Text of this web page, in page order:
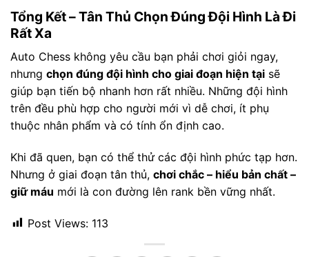
Tổng Kết – Tân Thủ Chọn Đúng Đội Hình Là Đi
Rất Xa
Auto Chess không yêu cầu bạn phải chơi giỏi ngay,
nhưng chọn đúng đội hình cho giai đoạn hiện tại sẽ
giúp bạn tiến bộ nhanh hơn rất nhiều. Những đội hình
trên đều phù hợp cho người mới vì dễ chơi, ít phụ
thuộc nhân phẩm và có tính ổn định cao.
Khi đã quen, bạn có thể thử các đội hình phức tạp hơn.
Nhưng ở giai đoạn tân thủ, chơi chắc – hiểu bản chất –
giữ máu mới là con đường lên rank bền vững nhất.
Post Views: 113